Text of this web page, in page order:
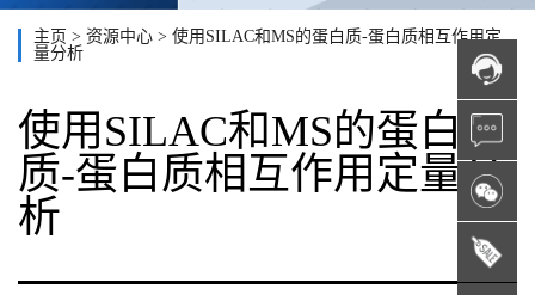
主页 > 资源中心 > 使用SILAC和MS的蛋白质-蛋白质相互作用定
量分析
使用SILAC和MS的蛋白
质-蛋白质相互作用定量分
析